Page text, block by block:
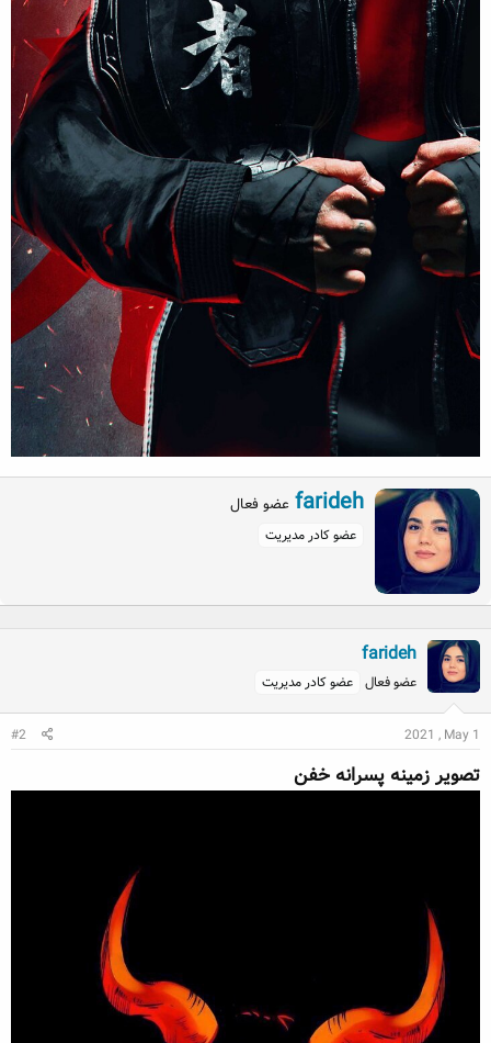
W
r
e
b
farideh عضو فعال
عضو کادر مدیریت
farideh
عضو فعال عضو کادر مدیریت
2021 , May 1
#2
تصویر زمینه پسرانه خفن